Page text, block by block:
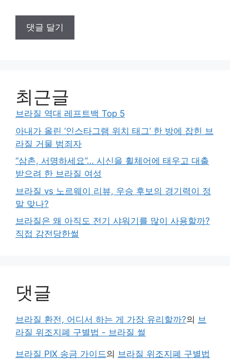
최근글
브라질 역대 레프트백 Top 5
아내가 올린 ‘인스타그램 위치 태그’ 한 방에 잡힌 브
라질 거물 범죄자
“삼촌, 서명하세요”… 시신을 휠체어에 태우고 대출
받으려 한 브라질 여성
브라질 vs 노르웨이 리뷰, 우승 후보의 경기력이 정
말 맞나?
브라질은 왜 아직도 전기 샤워기를 많이 사용할까?
직접 감전당한썰
댓글
브라질 환전, 어디서 하는 게 가장 유리할까?의 브
라질 위조지폐 구별법 - 브라질 썰
브라질 PIX 송금 가이드의 브라질 위조지폐 구별법